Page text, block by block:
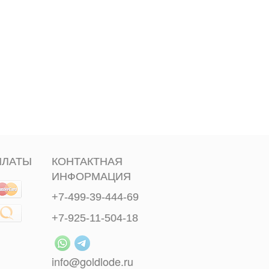
КОНТАКТНАЯ
ИНФОРМАЦИЯ
+7-499-39-444-69
+7-925-11-504-18
info@goldlode.ru